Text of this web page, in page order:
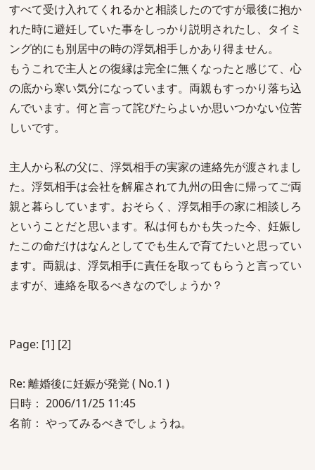
すべて受け入れてくれるかと相談したのですが最後に抱か
れた時に避妊していた事をしっかり説明されたし、タイミ
ング的にも別居中の時の浮気相手しかあり得ません。
もうこれで主人との復縁は完全に無くなったと感じて、心
の底から寒い気分になっています。両親もすっかり落ち込
んでいます。何と言って詫びたらよいか思いつかない位苦
しいです。
主人から私の父に、浮気相手の実家の連絡先が渡されまし
た。浮気相手は会社を解雇されて九州の田舎に帰ってご両
親と暮らしています。おそらく、浮気相手の家に相談しろ
ということだと思います。私は何もかも失った今、妊娠し
たこの命だけはなんとしてでも生んで育てたいと思ってい
ます。両親は、浮気相手に責任を取ってもらうと言ってい
ますが、連絡を取るべきなのでしょうか？
Page: [1] [2]
Re: 離婚後に妊娠が発覚 ( No.1 )
日時： 2006/11/25 11:45
名前： やってみるべきでしょうね。